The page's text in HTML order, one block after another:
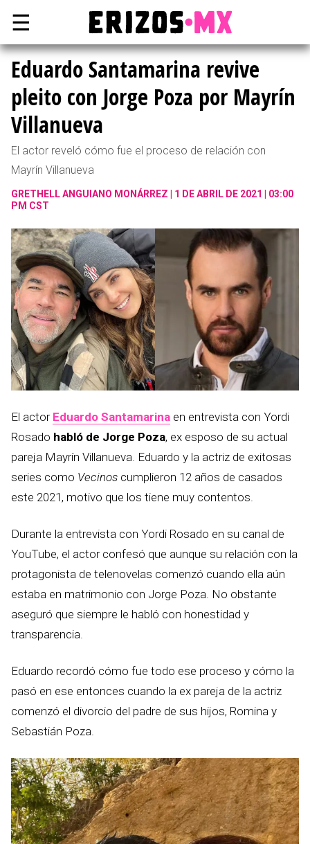
☰
Eduardo Santamarina revive
pleito con Jorge Poza por Mayrín
Villanueva
El actor reveló cómo fue el proceso de relación con
Mayrín Villanueva
GRETHELL ANGUIANO MONÁRREZ
1 DE ABRIL DE 2021 | 03:00
PM CST
El actor Eduardo Santamarina en entrevista con Yordi
Rosado habló de Jorge Poza, ex esposo de su actual
pareja Mayrín Villanueva. Eduardo y la actriz de exitosas
series como Vecinos cumplieron 12 años de casados
este 2021, motivo que los tiene muy contentos.
Durante la entrevista con Yordi Rosado en su canal de
YouTube, el actor confesó que aunque su relación con la
protagonista de telenovelas comenzó cuando ella aún
estaba en matrimonio con Jorge Poza. No obstante
aseguró que siempre le habló con honestidad y
transparencia.
Eduardo recordó cómo fue todo ese proceso y cómo la
pasó en ese entonces cuando la ex pareja de la actriz
comenzó el divorcio del padre de sus hijos, Romina y
Sebastián Poza.